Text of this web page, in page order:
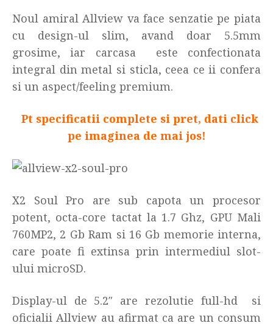
Noul amiral Allview va face senzatie pe piata
cu design-ul slim, avand doar 5.5mm
grosime, iar carcasa este confectionata
integral din metal si sticla, ceea ce ii confera
si un aspect/feeling premium.
Pt specificatii complete si pret, dati click
pe imaginea de mai jos!
X2 Soul Pro are sub capota un procesor
potent, octa-core tactat la 1.7 Ghz, GPU Mali
760MP2, 2 Gb Ram si 16 Gb memorie interna,
care poate fi extinsa prin intermediul slot-
ului microSD.
Display-ul de 5.2″ are rezolutie full-hd si
oficialii Allview au afirmat ca are un consum